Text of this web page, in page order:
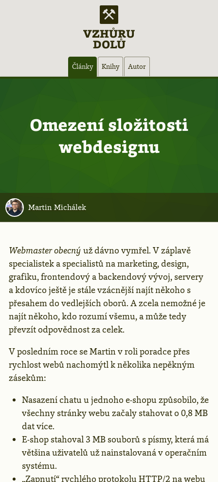
VZHŮRU
DOLŮ
Články Knihy Autor
Omezení složitosti
webdesignu
Martin Michálek
Webmaster obecný už dávno vymřel. V záplavě
specialistek a specialistů na marketing, design,
grafiku, frontendový a backendový vývoj, servery
a kdovíco ještě je stále vzácnější najít někoho s
přesahem do vedlejších oborů. A zcela nemožné je
najít někoho, kdo rozumí všemu, a může tedy
převzít odpovědnost za celek.
V posledním roce se Martin v roli poradce přes
rychlost webů nachomýtl k několika nepěkným
zásekům:
Nasazení chatu u jednoho e-shopu způsobilo, že
všechny stránky webu začaly stahovat o 0,8 MB
dat více.
E-shop stahoval 3 MB souborů s písmy, která má
většina uživatelů už nainstalovaná v operačním
systému.
„Zapnutí“ rychlého protokolu HTTP/2 na webu